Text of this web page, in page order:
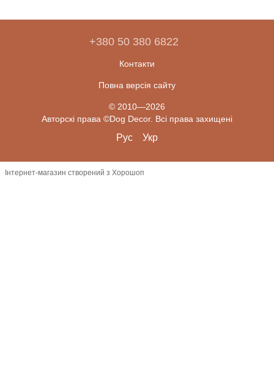
+380 50 380 6822
Контакти
Повна версія сайту
© 2010—2026
Авторскі права ©Dog Decor. Всі права захищені
Рус Укр
Інтернет-магазин створений з Хорошоп